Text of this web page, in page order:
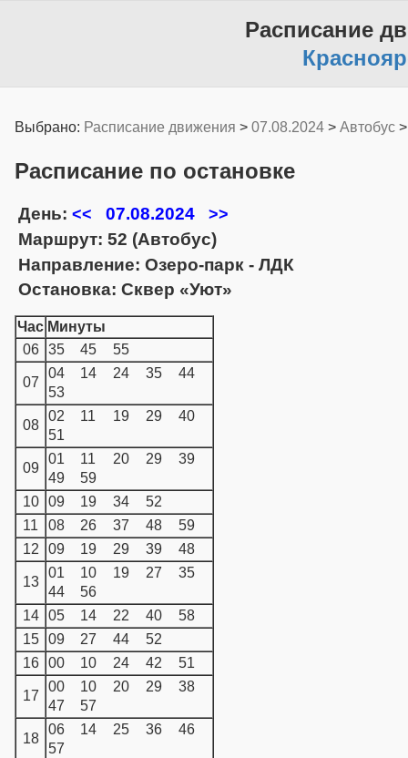
Расписание
Выбрано: Расписание движения > 07.08.2024 > Автобус
Расписание по остановке
День: << 07.08.2024 >>
Маршрут: 52 (Автобус)
Направление: Озеро-парк - ЛДК
Остановка: Сквер «Уют»
Час Минуты
06
35 45 55
07
04 14 24 35
44
53
08
02 11 19 29
40
51
09
01 11 20 29
39
49
59
10
09 19 34
52
11
08 26 37 48
59
12
09 19 29 39 48
13
01 10 19 27
35
44
56
14
05 14 22 40
58
15
09 27 44
52
16
00 10 24 42 51
17
00 10 20 29
38
47
57
18
06 14 25 36
46
57